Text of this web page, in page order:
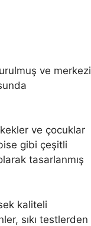
ve merkezi
ve çocuklar
gibi çeşitli
tasarlanmış
kaliteli
sıkı testlerden